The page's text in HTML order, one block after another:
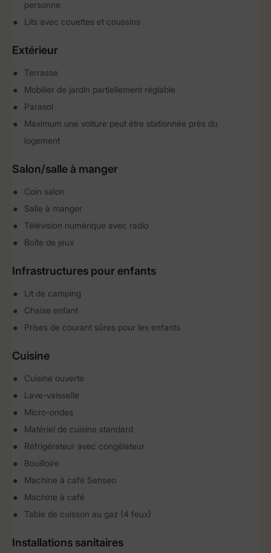
personne
Lits avec couettes et coussins
Extérieur
Terrasse
Mobilier de jardin partiellement réglable
Parasol
Maximum une voiture peut être stationnée près du
logement
Salon/salle à manger
Coin salon
Salle à manger
Télévision numérique avec radio
Boîte de jeux
Infrastructures pour enfants
Lit de camping
Chaise enfant
Prises de courant sûres pour les enfants
Cuisine
Cuisine ouverte
Lave-vaisselle
Micro-ondes
Matériel de cuisine standard
Réfrigérateur avec congélateur
Bouilloire
Machine à café Senseo
Machine à café
Table de cuisson au gaz (4 feux)
Installations sanitaires